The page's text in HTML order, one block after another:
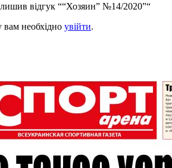
відгук ““Хозяин” №14/2020”“
вам необхідно увійти.